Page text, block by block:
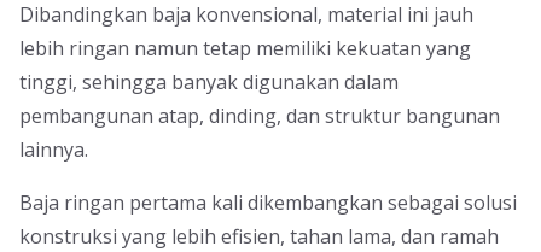
Dibandingkan baja konvensional, material ini jauh
lebih ringan namun tetap memiliki kekuatan yang
tinggi, sehingga banyak digunakan dalam
pembangunan atap, dinding, dan struktur bangunan
lainnya.
Baja ringan pertama kali dikembangkan sebagai solusi
konstruksi yang lebih efisien, tahan lama, dan ramah